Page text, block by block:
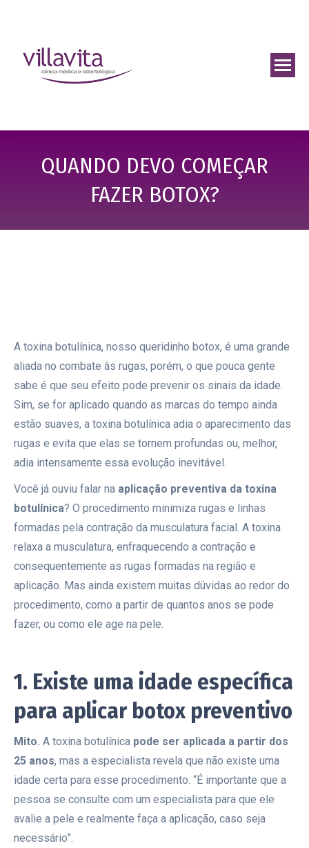
QUANDO DEVO COMEÇAR
FAZER BOTOX?
A toxina botulínica, nosso queridinho botox, é uma grande
aliada no combate às rugas, porém, o que pouca gente
sabe é que seu efeito pode prevenir os sinais da idade.
Sim, se for aplicado quando as marcas do tempo ainda
estão suaves, a toxina botulínica adia o aparecimento das
rugas e evita que elas se tornem profundas ou, melhor,
adia intensamente essa evolução inevitável.
Você já ouviu falar na aplicação preventiva da toxina
botulínica? O procedimento minimiza rugas e linhas
formadas pela contração da musculatura facial. A toxina
relaxa a musculatura, enfraquecendo a contração e
consequentemente as rugas formadas na região e
aplicação. Mas ainda existem muitas dúvidas ao redor do
procedimento, como a partir de quantos anos se pode
fazer, ou como ele age na pele.
1. Existe uma idade específica
para aplicar botox preventivo
Mito. A toxina botulínica pode ser aplicada a partir dos
25 anos, mas a especialista revela que não existe uma
idade certa para esse procedimento. “É importante que a
pessoa se consulte com um especialista para que ele
avalie a pele e realmente faça a aplicação, caso seja
necessário”.